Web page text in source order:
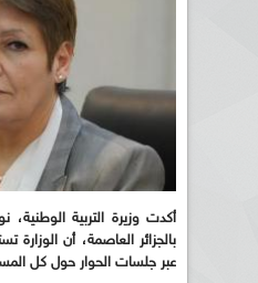
أكدت وزيرة التربية الوطنية،
بالجزائر العاصمة، أن
عبر جلسات الحوار حول كل